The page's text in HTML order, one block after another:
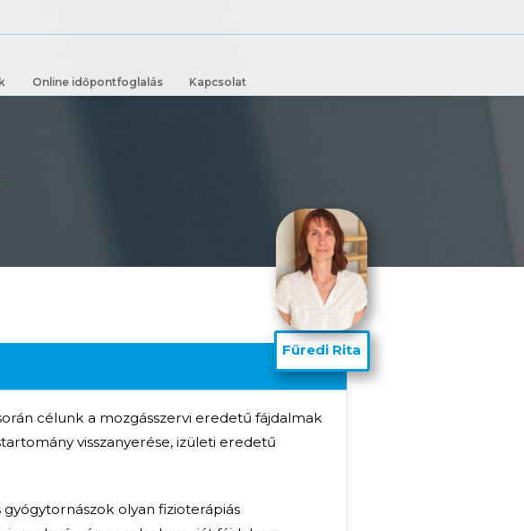
Aktualitások Online időpontfoglalás Kapcsolat
teljes mozgástartomány visszanyerése, izületi eredetű